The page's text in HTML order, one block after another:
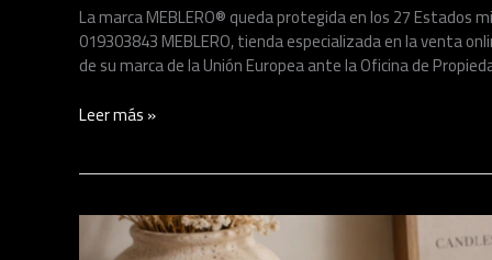
La marca MEBLERO® queda protegida en los 27 Estados
019303843 MEBLERO, tienda especializada en la venta
de su marca de la Unión Europea ante la Oficina de
Leer más »
Candles